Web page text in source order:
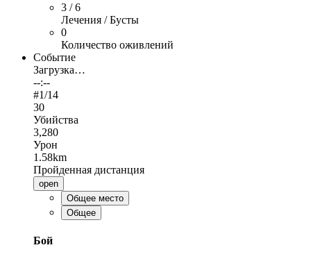
3 / 6
Лечения / Бусты
0
Количество оживлений
Событие
Загрузка…
--:--
#1/14
30
Убийства
3,280
Урон
1.58km
Пройденная дистанция
open
Общее место
Общее
Бой